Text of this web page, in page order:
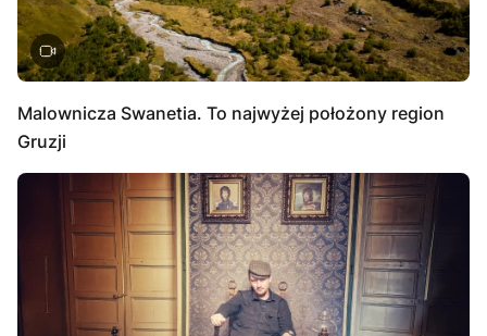
Malownicza Swanetia. To najwyżej położony region
Gruzji